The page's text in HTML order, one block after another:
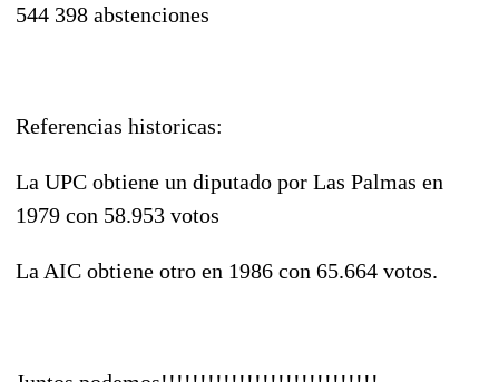
544 398 abstenciones
Referencias historicas:
La UPC obtiene un diputado por Las Palmas en
1979 con 58.953 votos
La AIC obtiene otro en 1986 con 65.664 votos.